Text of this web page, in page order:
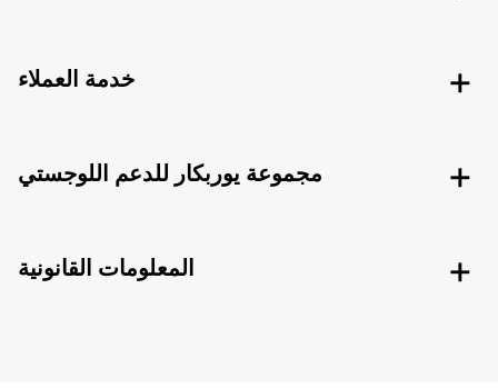
خدمة العملاء
مجموعة يوربكار للدعم اللوجستي
المعلومات القانونية